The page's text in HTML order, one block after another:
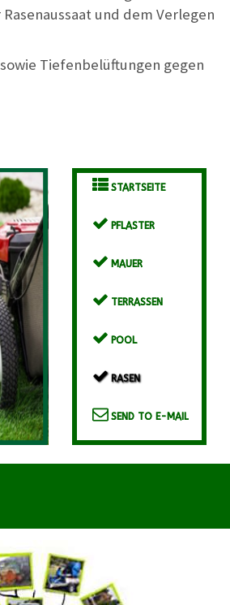
und dem Verlegen
Tiefenbelüftungen gegen
STARTSEITE
PFLASTER
MAUER
TERRASSEN
POOL
RASEN
SEND TO E-MAIL